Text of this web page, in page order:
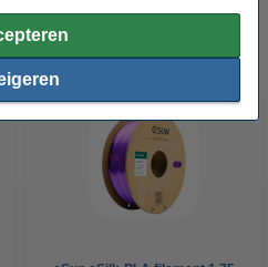
producten